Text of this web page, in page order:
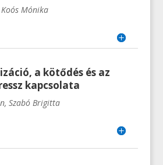
Mónika
a kötődés és az
kapcsolata
Szabó Brigitta